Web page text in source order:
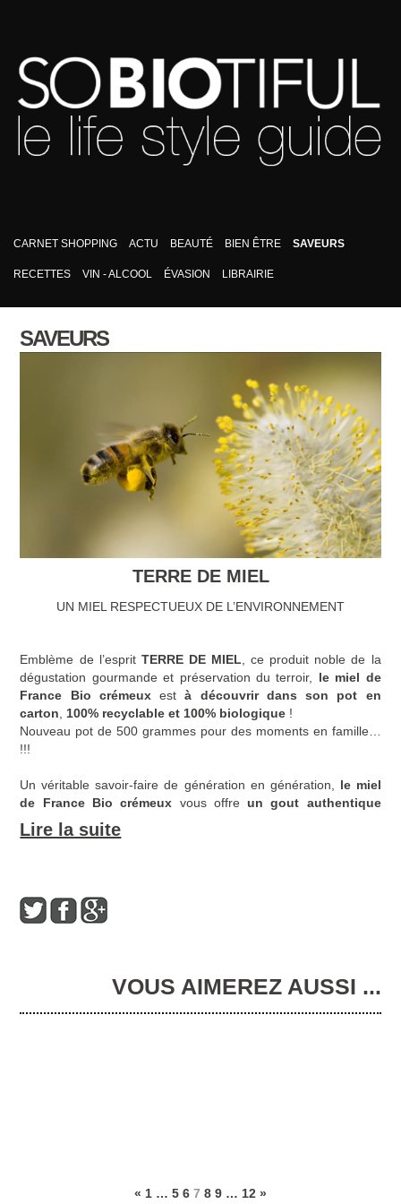
CARNET SHOPPING ACTU BEAUTÉ BIEN ÊTRE SAVEURS
RECETTES VIN - ALCOOL ÉVASION LIBRAIRIE
SAVEURS
TERRE DE MIEL
UN MIEL RESPECTUEUX DE L’ENVIRONNEMENT
Emblème de l’esprit TERRE DE MIEL , ce produit noble de la
dégustation gourmande et préservation du terroir,
le miel de
France Bio crémeuxestà découvrir dans son pot en
carton
100% recyclable et 100% biologique !
Nouveau pot de 500 grammes pour des moments en famille…
!!!
Un véritable savoir-faire de génération en génération,
le miel
de France Bio crémeux vous offreun gout authentique
composé de miels “Made in
le piémont Pyrénéen.
aucun additif ni conservateur.
La date indiquée sur les pots est un indice de fraicheur, le miel
Lire la suite
VOUS AIMEREZ AUSSI ...
« 1 … 5 6 7 8 9 … 12 »